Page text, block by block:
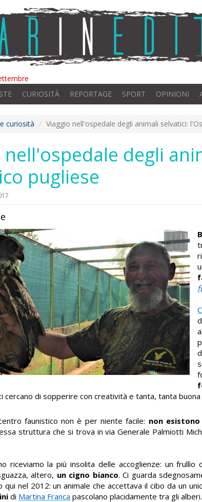
CURIOSITÀ REPORTAGE SPORT OPINIONI
curiosità Viaggio nell'ospedale degli animali selvatici:
nell'ospedale degli
pugliese
cercano di sopperire con creatività e tanta, tanta buona
faunistico non è per niente facile: non
struttura che si trova in via Generale Palmiotti
riceviamo la più insolita delle accoglienze: un
altero, un cigno bianco. Ci guarda
qui nel 2012: un animale che accettava il cibo da un
di Martina Franca pascolano placidamente tra gli alberi.